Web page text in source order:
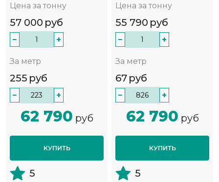
Цена за тонну
57 000 руб
− +
За метр
255 руб
− +
62 790 руб
КУПИТЬ
5
Цена за тонну
55 790 руб
− +
За метр
67 руб
− +
62 790 руб
КУПИТЬ
5